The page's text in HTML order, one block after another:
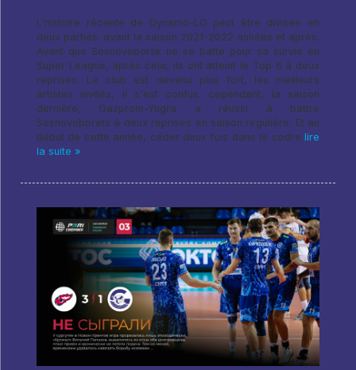
L'histoire récente de Dynamo-LO peut être divisée en
deux parties: avant la saison 2021-2022 années et après.
Avant que Sosnovoborsk ne se batte pour sa survie en
Super League, après cela, ils ont atteint le Top 6 à deux
reprises. Le club est devenu plus fort, les meilleurs
artistes invités, il s'est confus. cependant, la saison
dernière, Gazprom-Yugra a réussi à battre
Sosnovoborets à deux reprises en saison régulière. Et au
début de cette année, céder deux fois dans le cadre lire
la suite »